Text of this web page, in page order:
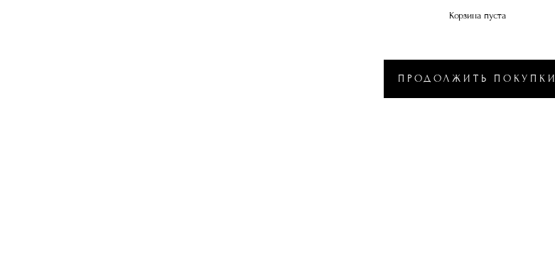
Корзина пуста
ПРОДОЛЖИТЬ ПОКУПКИ